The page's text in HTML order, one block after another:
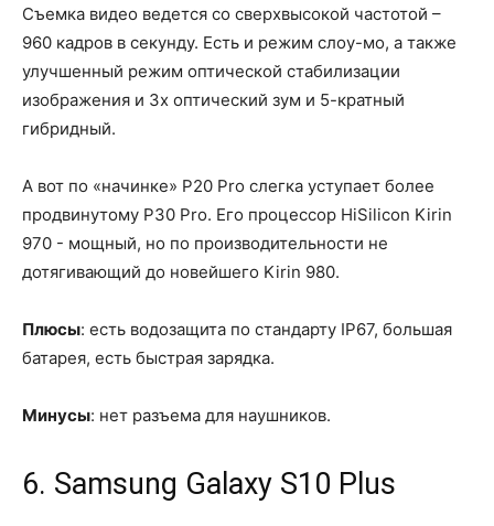
Съемка видео ведется со сверхвысокой частотой –
960 кадров в секунду. Есть и режим слоу-мо, а также
улучшенный режим оптической стабилизации
изображения и 3х оптический зум и 5-кратный
гибридный.
А вот по «начинке» P20 Pro слегка уступает более
продвинутому P30 Pro. Его процессор HiSilicon Kirin
970 - мощный, но по производительности не
дотягивающий до новейшего Kirin 980.
Плюсы: есть водозащита по стандарту IP67, большая
батарея, есть быстрая зарядка.
Минусы: нет разъема для наушников.
6. Samsung Galaxy S10 Plus